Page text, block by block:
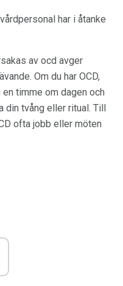
har i åtanke
av ocd avger
Om du har OCD,
timme om dagen och
din tvång eller ritual. Till
ofta jobb eller möten